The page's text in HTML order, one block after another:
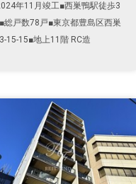
年11月竣工■西巣鴨駅徒歩3
総戸数78戸■東京都豊島区西巣
15-15■地上11階 RC造